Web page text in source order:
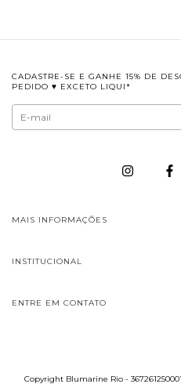
CADASTRE-SE E GANHE 15% DE
PEDIDO ♥ EXCETO LIQUI*
MAIS INFORMAÇÕES
INSTITUCIONAL
ENTRE EM CONTATO
Copyright Blumarine Rio -